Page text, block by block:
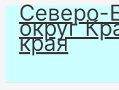
Перейти
содержимому
Северо-
округ
края